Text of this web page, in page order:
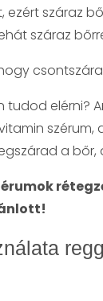
száraz
száraz
tudod elérni?
a